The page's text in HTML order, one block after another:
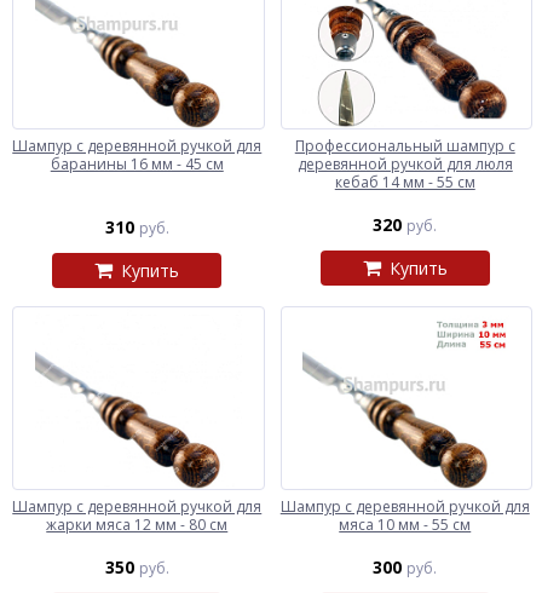
Шампур с деревянной ручкой для
баранины 16 мм - 45 см
310 руб.
Купить
Профессиональный шампур с
деревянной ручкой для люля
кебаб 14 мм - 55 см
320 руб.
Купить
Шампур с деревянной ручкой для
жарки мяса 12 мм - 80 см
350 руб.
Шампур с деревянной ручкой для
мяса 10 мм - 55 см
300 руб.